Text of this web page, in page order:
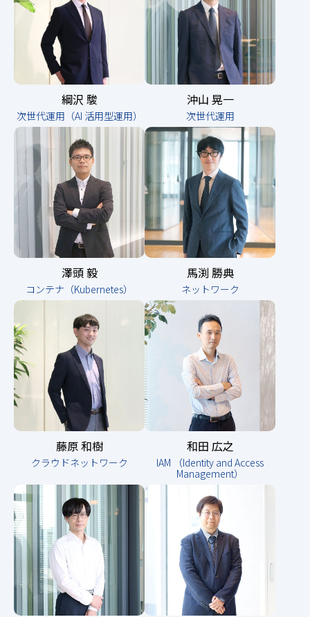
綱沢 駿
次世代運用（AI 活用型運用）
沖山 晃一
次世代運用
澤頭 毅
コンテナ（Kubernetes）
馬渕 勝典
ネットワーク
藤原 和樹
クラウドネットワーク
和田 広之
IAM （Identity and Access
Management）